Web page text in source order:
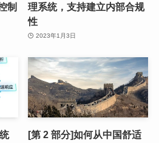
制
理系统，支持建立内部合规
性
2023年1月3日
[第 2 部分]如何从中国舒适